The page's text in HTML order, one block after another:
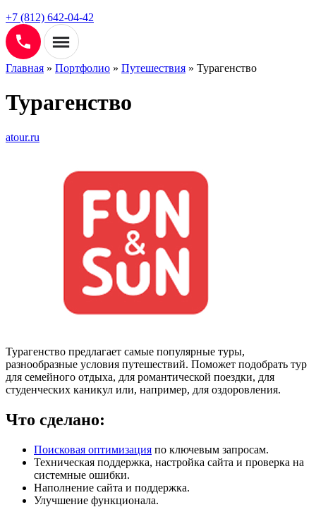
+7 (812) 642-04-42
Главная » Портфолио » Путешествия » Турагенство
Турагенство
atour.ru
Турагенство предлагает самые популярные туры,
разнообразные условия путешествий. Поможет подобрать тур
для семейного отдыха, для романтической поездки, для
студенческих каникул или, например, для оздоровления.
Что сделано:
Поисковая оптимизация по ключевым запросам.
Техническая поддержка, настройка сайта и проверка на
системные ошибки.
Наполнение сайта и поддержка.
Улучшение функционала.